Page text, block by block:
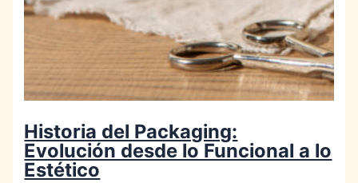
Historia del Packaging:
Evolución desde lo Funcional a lo
Estético